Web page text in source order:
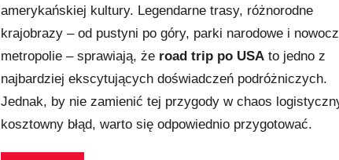
amerykańskiej kultury. Legendarne trasy, różnorodne
krajobrazy – od pustyni po góry, parki narodowe i
metropolie – sprawiają, że road trip po USAto jedno z
najbardziej ekscytujących doświadczeń podróżniczych.
Jednak, by nie zamienić tej przygody w chaos
kosztowny błąd, warto się odpowiednio przygotować.